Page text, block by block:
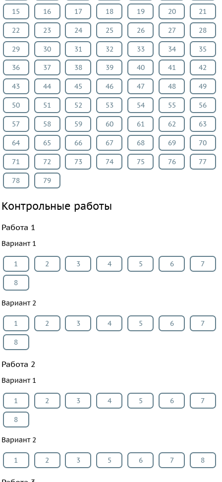
15 16 17 18 19 20 21
22 23 24 25 26 27 28
29 30 31 32 33 34 35
36 37 38 39 40 41 42
43 44 45 46 47 48 49
50 51 52 53 54 55 56
57 58 59 60 61 62 63
64 65 66 67 68 69 70
71 72 73 74 75 76 77
78 79
Контрольные работы
Работа 1
Вариант 1
1 2 3 4 5 6 7
8
Вариант 2
1 2 3 4 5 6 7
8
Работа 2
Вариант 1
1 2 3 4 5 6 7
8
Вариант 2
1 2 3 5 6 7 8